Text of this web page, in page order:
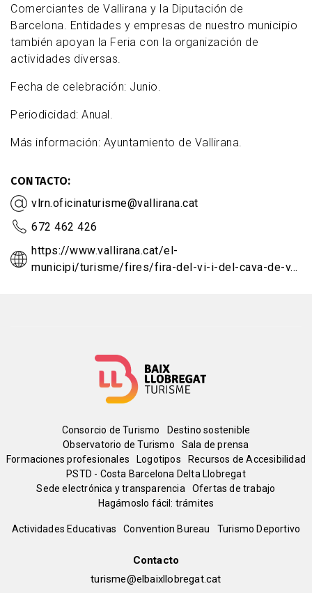
Comerciantes de Vallirana y la Diputación de
Barcelona. Entidades y empresas de nuestro municipio
también apoyan la Feria con la organización de
actividades diversas.
Fecha de celebración: Junio.
Periodicidad: Anual.
Más información: Ayuntamiento de Vallirana.
CONTACTO
vlrn.oficinaturisme@vallirana.cat
672 462 426
https://www.vallirana.cat/el-
municipi/turisme/fires/fira-del-vi-i-del-cava-de-v…
Menú
del
pie
Consorcio de Turismo
Destino sostenible
Observatorio de Turismo
Sala de prensa
Formaciones profesionales
Logotipos
Recursos de Accesibilidad
PSTD - Costa Barcelona Delta Llobregat
Sede electrónica y transparencia
Ofertas de trabajo
Hagámoslo fácil: trámites
Peu
Actividades Educativas Convention Bureau Turismo Deportivo
Contacto
turisme@elbaixllobregat.cat